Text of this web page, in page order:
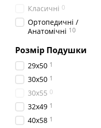
Класичні 0
Ортопедичні /
Анатомічні 10
Розмір Подушки
29х50 1
30x50 1
30x55 0
32х49 1
40х58 1